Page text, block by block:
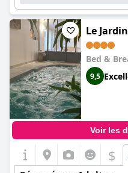
Le
Bed &
9,5
Voir les
$